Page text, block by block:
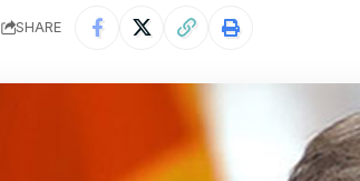
SHARE